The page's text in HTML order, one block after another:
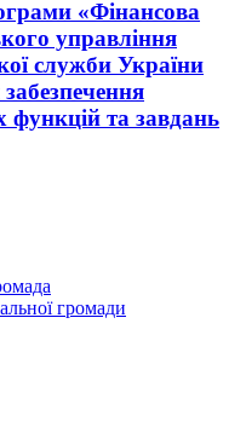
«Фінансова
управління
служби України
та завдань
громади